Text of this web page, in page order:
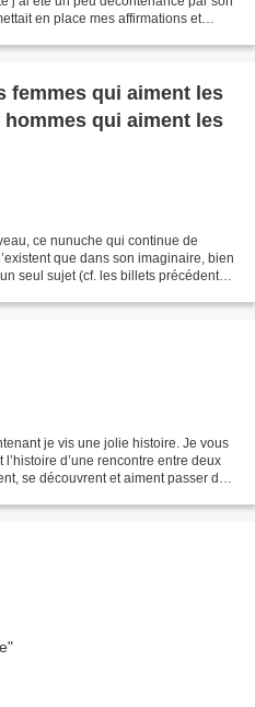
en place mes affirmations et
femmes qui aiment les
qui aiment les
ce nunuche qui continue de
que dans son imaginaire, bien
seul sujet (cf. les billets précédents
je vis une jolie histoire. Je vous
d’une rencontre entre deux
se découvrent et aiment passer du